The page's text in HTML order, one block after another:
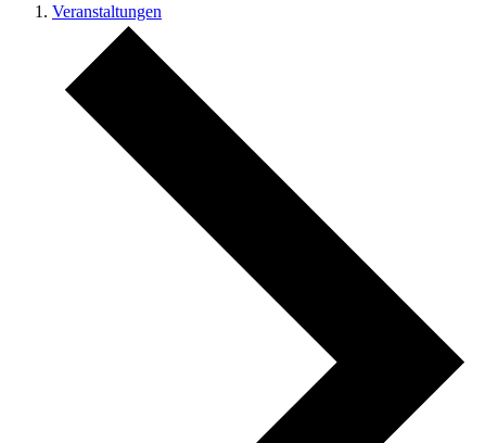
Veranstaltungen